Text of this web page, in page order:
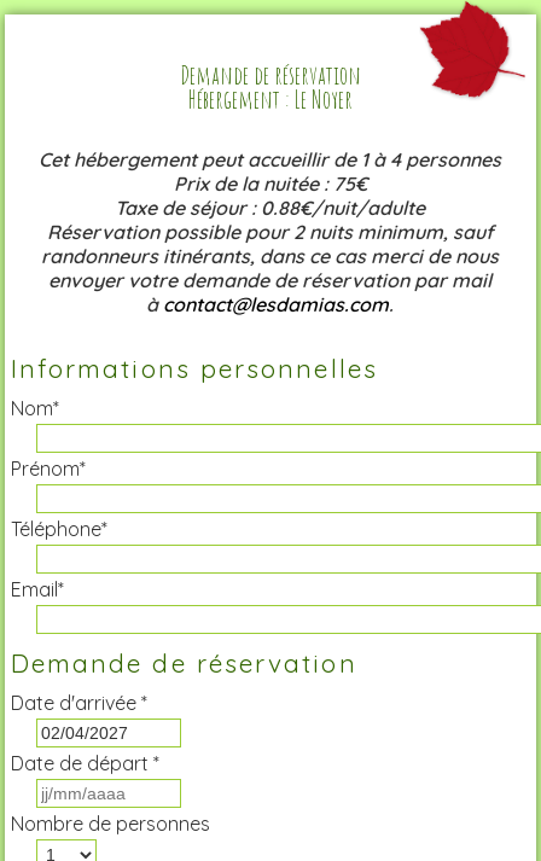
Demande de réservation
Hébergement : Le Noyer
Cet hébergement peut accueillir de 1 à 4 personnes
Prix de la nuitée : 75€
Taxe de séjour : 0.88€/nuit/adulte
Réservation possible pour 2 nuits minimum, sauf
randonneurs itinérants, dans ce cas merci de nous
envoyer votre demande de réservation par mail
à contact@lesdamias.com.
Informations personnelles
Nom*
Prénom*
Téléphone*
Email*
Demande de réservation
Date d'arrivée *
Date de départ *
Nombre de personnes